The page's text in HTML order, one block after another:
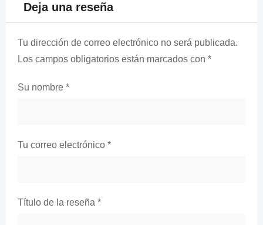
Deja una reseña
Tu dirección de correo electrónico no será publicada.
Los campos obligatorios están marcados con *
Su nombre *
Tu correo electrónico *
Título de la reseña *